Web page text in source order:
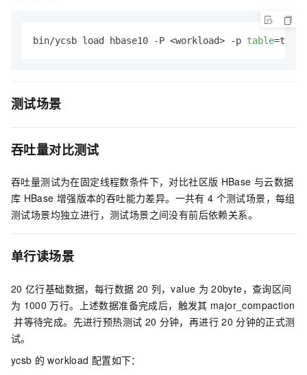
bin/ycsb load hbase10 -P <workload> -p table=test
测试场景
吞吐量对比测试
吞吐量测试为在固定线程数条件下，对比社区版 HBase 与云数据
库 HBase 增强版本的吞吐能力差异。一共有 4 个测试场景，每组
测试场景均独立进行，测试场景之间没有前后依赖关系。
单行读场景
20 亿行基础数据，每行数据 20 列，value 为 20byte，查询区间
为 1000 万行。上述数据准备完成后，触发其 major_compaction
并等待完成。先进行预热测试 20 分钟，再进行 20 分钟的正式测
试。
ycsb 的 workload 配置如下：